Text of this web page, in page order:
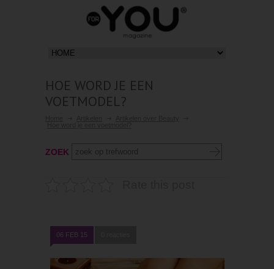
HOE WORD JE EEN
VOETMODEL?
ZOEK
06 FEB 15